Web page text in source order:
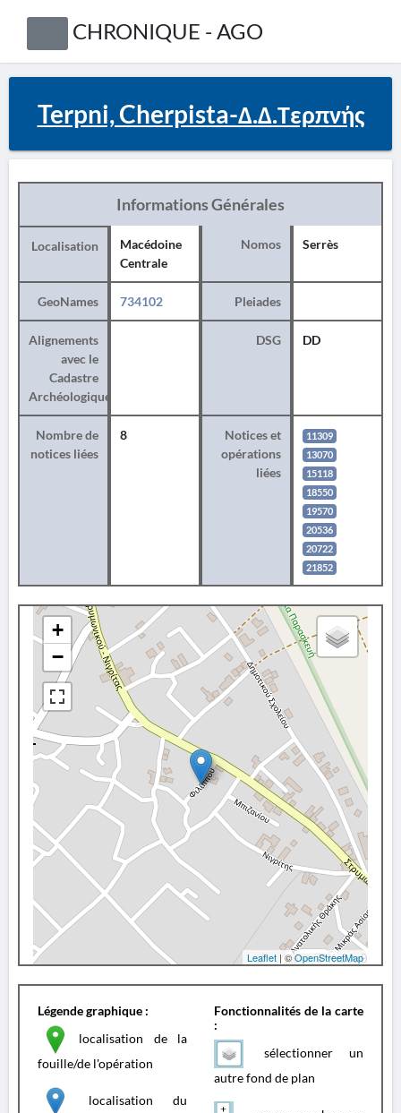
CHRONIQUE - AGO
Terpni, Cherpista-Δ.Δ.Τερπνής
Informations Générales
Localisation
Macédoine
Centrale
Nomos Serrès
GeoNames 734102 Pleiades
Alignements
avec le
Cadastre
Archéologique
DSG DD
Nombre de
notices liées
8
Notices et
opérations
liées
11309
13070
15118
18550
19570
20536
20722
21852
+
−
Leaflet | ©OpenStreetMap
Légende graphique :
localisation de la
fouille/de l'opération
localisation du
Fonctionnalités de la carte
:
sélectionner un
autre fond de plan